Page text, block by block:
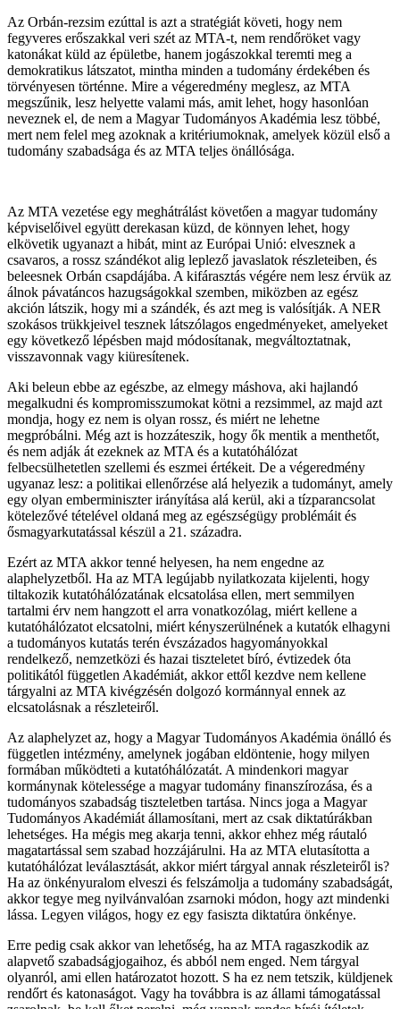
Az Orbán-rezsim ezúttal is azt a stratégiát követi, hogy nem
fegyveres erőszakkal veri szét az MTA-t, nem rendőröket vagy
katonákat küld az épületbe, hanem jogászokkal teremti meg a
demokratikus látszatot, mintha minden a tudomány érdekében és
törvényesen történne. Mire a végeredmény meglesz, az MTA
megszűnik, lesz helyette valami más, amit lehet, hogy hasonlóan
neveznek el, de nem a Magyar Tudományos Akadémia lesz többé,
mert nem felel meg azoknak a kritériumoknak, amelyek közül első a
tudomány szabadsága és az MTA teljes önállósága.
Az MTA vezetése egy meghátrálást követően a magyar tudomány
képviselőivel együtt derekasan küzd, de könnyen lehet, hogy
elkövetik ugyanazt a hibát, mint az Európai Unió: elvesznek a
csavaros, a rossz szándékot alig leplező javaslatok részleteiben, és
beleesnek Orbán csapdájába. A kifárasztás végére nem lesz érvük az
álnok pávatáncos hazugságokkal szemben, miközben az egész
akción látszik, hogy mi a szándék, és azt meg is valósítják. A NER
szokásos trükkjeivel tesznek látszólagos engedményeket, amelyeket
egy következő lépésben majd módosítanak, megváltoztatnak,
visszavonnak vagy kiüresítenek.
Aki beleun ebbe az egészbe, az elmegy máshova, aki hajlandó
megalkudni és kompromisszumokat kötni a rezsimmel, az majd azt
mondja, hogy ez nem is olyan rossz, és miért ne lehetne
megpróbálni. Még azt is hozzáteszik, hogy ők mentik a menthetőt,
és nem adják át ezeknek az MTA és a kutatóhálózat
felbecsülhetetlen szellemi és eszmei értékeit. De a végeredmény
ugyanaz lesz: a politikai ellenőrzése alá helyezik a tudományt, amely
egy olyan emberminiszter irányítása alá kerül, aki a tízparancsolat
kötelezővé tételével oldaná meg az egészségügy problémáit és
ősmagyarkutatással készül a 21. századra.
Ezért az MTA akkor tenné helyesen, ha nem engedne az
alaphelyzetből. Ha az MTA legújabb nyilatkozata kijelenti, hogy
tiltakozik kutatóhálózatának elcsatolása ellen, mert semmilyen
tartalmi érv nem hangzott el arra vonatkozólag, miért kellene a
kutatóhálózatot elcsatolni, miért kényszerülnének a kutatók elhagyni
a tudományos kutatás terén évszázados hagyományokkal
rendelkező, nemzetközi és hazai tiszteletet bíró, évtizedek óta
politikától független Akadémiát, akkor ettől kezdve nem kellene
tárgyalni az MTA kivégzésén dolgozó kormánnyal ennek az
elcsatolásnak a részleteiről.
Az alaphelyzet az, hogy a Magyar Tudományos Akadémia önálló és
független intézmény, amelynek jogában eldöntenie, hogy milyen
formában működteti a kutatóhálózatát. A mindenkori magyar
kormánynak kötelessége a magyar tudomány finanszírozása, és a
tudományos szabadság tiszteletben tartása. Nincs joga a Magyar
Tudományos Akadémiát államosítani, mert az csak diktatúrákban
lehetséges. Ha mégis meg akarja tenni, akkor ehhez még ráutaló
magatartással sem szabad hozzájárulni. Ha az MTA elutasította a
kutatóhálózat leválasztását, akkor miért tárgyal annak részleteiről is?
Ha az önkényuralom elveszi és felszámolja a tudomány szabadságát,
akkor tegye meg nyilvánvalóan zsarnoki módon, hogy azt mindenki
lássa. Legyen világos, hogy ez egy fasiszta diktatúra önkénye.
Erre pedig csak akkor van lehetőség, ha az MTA ragaszkodik az
alapvető szabadságjogaihoz, és abból nem enged. Nem tárgyal
olyanról, ami ellen határozatot hozott. S ha ez nem tetszik, küldjenek
rendőrt és katonaságot. Vagy ha továbbra is az állami támogatással